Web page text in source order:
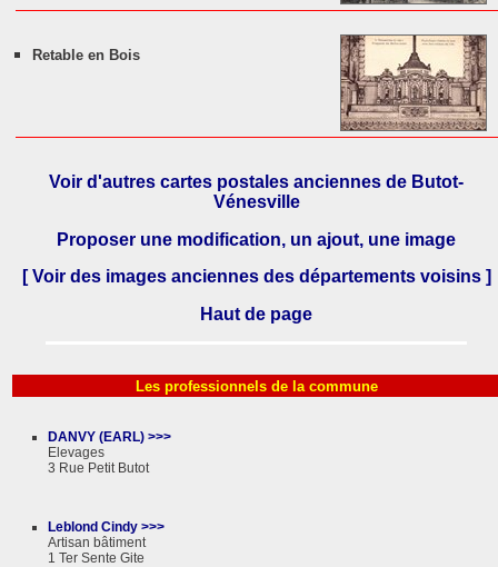
Retable en Bois
Voir d'autres cartes postales anciennes de Butot-
Vénesville
Proposer une modification, un ajout, une image
[ Voir des images anciennes des départements voisins ]
Haut de page
Les professionnels de la commune
DANVY (EARL) >>>
Elevages
3 Rue Petit Butot
Leblond Cindy >>>
Artisan bâtiment
1 Ter Sente Gite